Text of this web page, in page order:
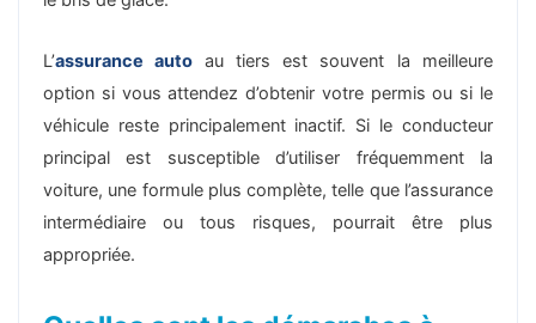
L’assurance auto au tiers est souvent la meilleure
option si vous attendez d’obtenir votre permis ou si le
véhicule reste principalement inactif. Si le conducteur
principal est susceptible d’utiliser fréquemment la
voiture, une formule plus complète, telle que l’assurance
intermédiaire ou tous risques, pourrait être plus
appropriée.